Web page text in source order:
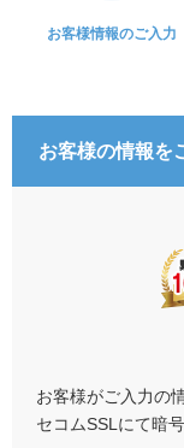
お客様情報のご入力
お客様の情報を
お客様がご入力の
セコムSSLにて暗